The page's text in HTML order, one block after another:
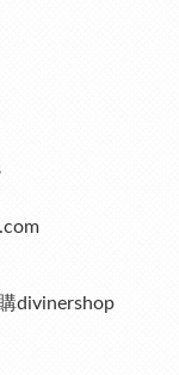
divinershop